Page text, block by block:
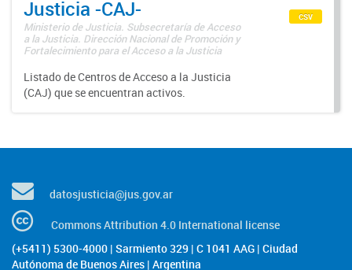
Justicia -CAJ-
Ministerio de Justicia. Subsecretaría de Acceso
a la Justicia. Dirección Nacional de Promoción y
Fortalecimiento para el Acceso a la Justicia
Listado de Centros de Acceso a la Justicia
(CAJ) que se encuentran activos.
csv
datosjusticia@jus.gov.ar
Commons Attribution 4.0 International license
(+5411) 5300-4000 | Sarmiento 329 | C 1041 AAG | Ciudad
Autónoma de Buenos Aires | Argentina